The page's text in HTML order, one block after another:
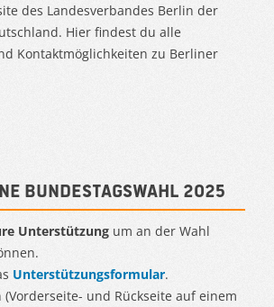
des Landesverbandes Berlin der
Hier findest du alle
Kontaktmöglichkeiten zu Berliner
Bundestagswahl 2025
Unterstützung um an der Wahl
Unterstützungsformular.
und Rückseite auf einem